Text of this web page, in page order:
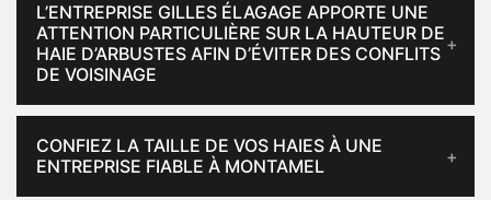
L’ENTREPRISE GILLES ÉLAGAGE APPORTE UNE
ATTENTION PARTICULIÈRE SUR LA HAUTEUR DE
HAIE D’ARBUSTES AFIN D’ÉVITER DES CONFLITS
DE VOISINAGE
CONFIEZ LA TAILLE DE VOS HAIES À UNE
ENTREPRISE FIABLE À MONTAMEL